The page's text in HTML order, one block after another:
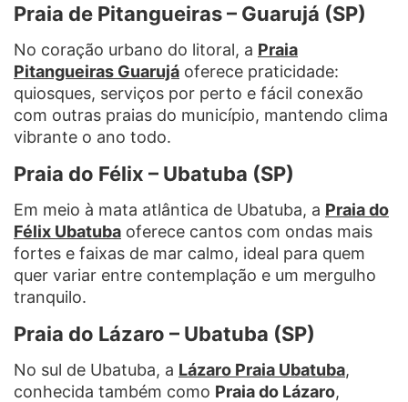
Praia de Pitangueiras – Guarujá (SP)
No coração urbano do litoral, a Praia
Pitangueiras Guarujá oferece praticidade:
quiosques, serviços por perto e fácil conexão
com outras praias do município, mantendo clima
vibrante o ano todo.
Praia do Félix – Ubatuba (SP)
Em meio à mata atlântica de Ubatuba, a Praia do
Félix Ubatuba oferece cantos com ondas mais
fortes e faixas de mar calmo, ideal para quem
quer variar entre contemplação e um mergulho
tranquilo.
Praia do Lázaro – Ubatuba (SP)
No sul de Ubatuba, a Lázaro Praia Ubatuba,
conhecida também como Praia do Lázaro,